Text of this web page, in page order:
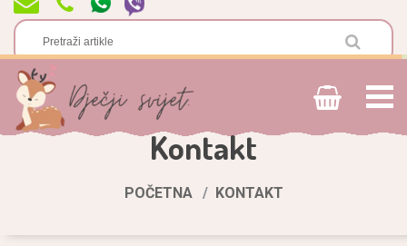
Kontakt
POČETNA KONTAKT